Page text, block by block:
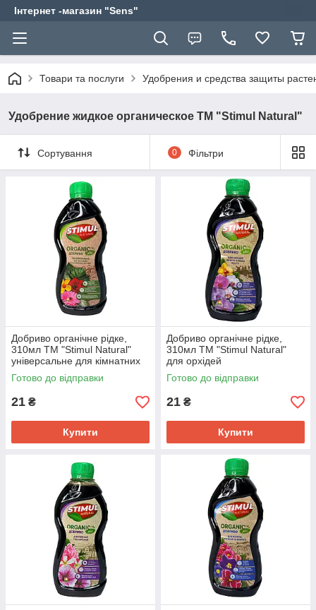
Інтернет -магазин "Sens"
Товари та послуги Удобрения и средства защиты
Удобрение жидкое органическое ТМ "Stimul Natural"
Сортування 0 Фільтри
Добриво органічне рідке,
310мл ТМ "Stimul Natural"
універсальне для кімнатних
та балконних рослин
Готово до відправки
21 ₴
Купити
Добриво органічне рідке,
310мл ТМ "Stimul Natural"
для орхідей
Готово до відправки
21 ₴
Купити